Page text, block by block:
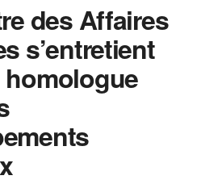
des Affaires
s’entretient